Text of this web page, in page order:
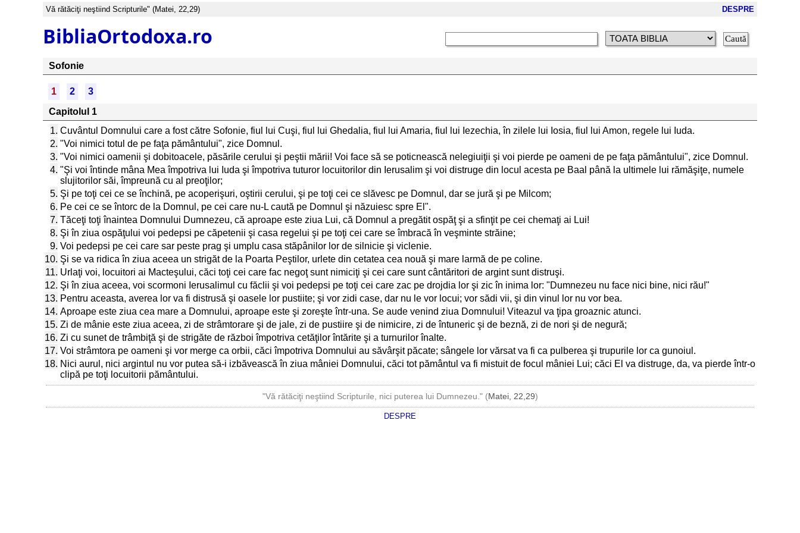
Vă rătăciţi neştiind Scripturile" (Matei, 22,29) DESPRE
BibliaOrtodoxa.ro
Sofonie
1 2
3
Capitolul 1
1. Cuvântul Domnului care a fost către Sofonie, fiul lui Cuşi, fiul lui Ghedalia, fiul lui Amaria, fiul lui Iezechia, în zilele lui Iosia, fiul lui Amon, regele lui Iuda.
2. "Voi nimici totul de pe faţa pământului", zice Domnul.
3. "Voi nimici oamenii şi dobitoacele, păsările cerului şi peştii mării! Voi face să se poticnească nelegiuiţii şi voi pierde pe oameni de pe faţa pământului", zice Domnul.
4. "Şi voi întinde mâna Mea împotriva lui Iuda şi împotriva tuturor locuitorilor din Ierusalim şi voi distruge din locul acesta pe Baal până la ultimele lui rămăşiţe, numele
slujitorilor săi, împreună cu al preoţilor;
5. Şi pe toţi cei ce se închină, pe acoperişuri, oştirii cerului, şi pe toţi cei ce slăvesc pe Domnul, dar se jură şi pe Milcom;
6. Pe cei ce se întorc de la Domnul, pe cei care nu-L caută pe Domnul şi năzuiesc spre El".
7. Tăceţi toţi înaintea Domnului Dumnezeu, că aproape este ziua Lui, că Domnul a pregătit ospăţ şi a sfinţit pe cei chemaţi ai Lui!
8. Şi în ziua ospăţului voi pedepsi pe căpetenii şi casa regelui şi pe toţi cei care se îmbracă în veşminte străine;
9. Voi pedepsi pe cei care sar peste prag şi umplu casa stăpânilor lor de silnicie şi viclenie.
10. Şi se va ridica în ziua aceea un strigăt de la Poarta Peştilor, urlete din cetatea cea nouă şi mare larmă de pe coline.
11. Urlaţi voi, locuitori ai Macteşului, căci toţi cei care fac negoţ sunt nimiciţi şi cei care sunt cântăritori de argint sunt distruşi.
12. Şi în ziua aceea, voi scormoni Ierusalimul cu făclii şi voi pedepsi pe toţi cei care zac pe drojdia lor şi zic în inima lor: "Dumnezeu nu face nici bine, nici rău!"
13. Pentru aceasta, averea lor va fi distrusă şi oasele lor pustiite; şi vor zidi case, dar nu le vor locui; vor sădi vii, şi din vinul lor nu vor bea.
14. Aproape este ziua cea mare a Domnului, aproape este şi zoreşte într-una. Se aude venind ziua Domnului! Viteazul va ţipa groaznic atunci.
15. Zi de mânie este ziua aceea, zi de strâmtorare şi de jale, zi de pustiire şi de nimicire, zi de întuneric şi de beznă, zi de nori şi de negură;
16. Zi cu sunet de trâmbiţă şi de strigăte de război împotriva cetăţilor întărite şi a turnurilor înalte.
17. Voi strâmtora pe oameni şi vor merge ca orbii, căci împotriva Domnului au săvârşit păcate; sângele lor vărsat va fi ca pulberea şi trupurile lor ca gunoiul.
18. Nici aurul, nici argintul nu vor putea să-i izbăvească în ziua mâniei Domnului, căci tot pământul va fi mistuit de focul mâniei Lui; căci El va distruge, da, va pierde într-o
clipă pe toţi locuitorii pământului.
"Vă rătăciţi neştiind Scripturile, nici puterea lui Dumnezeu." (Matei, 22,29)
DESPRE